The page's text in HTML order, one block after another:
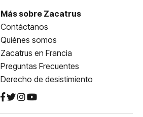
Más sobre Zacatrus
Contáctanos
Quiénes somos
Zacatrus en Francia
Preguntas Frecuentes
Derecho de desistimiento